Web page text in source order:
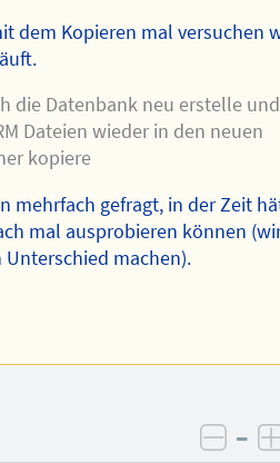
dem Kopieren mal versuchen
die Datenbank neu erstelle und
Dateien wieder in den neuen
kopiere
mehrfach gefragt, in der Zeit
mal ausprobieren können
machen).
–